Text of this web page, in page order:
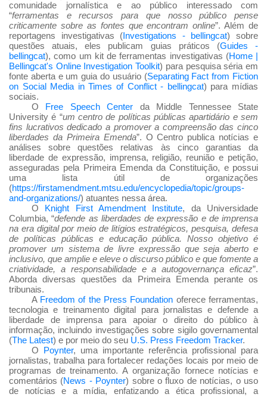
comunidade jornalística e ao público interessado com
“ferramentas e recursos para que nosso público pense
criticamente sobre as fontes que encontram online”. Além de
reportagens investigativas (Investigations - bellingcat) sobre
questões atuais, eles publicam guias práticos (Guides -
bellingcat), como um kit de ferramentas investigativas (Home |
Bellingcat's Online Investigation Toolkit) para pesquisa séria em
fonte aberta e um guia do usuário (Separating Fact from Fiction
on Social Media in Times of Conflict - bellingcat) para mídias
sociais.
O Free Speech Center da Middle Tennessee State
University é “um centro de políticas públicas apartidário e sem
fins lucrativos dedicado a promover a compreensão das cinco
liberdades da Primeira Emenda”. O Centro publica notícias e
análises sobre questões relativas às cinco garantias da
liberdade de expressão, imprensa, religião, reunião e petição,
asseguradas pela Primeira Emenda da Constituição, e possui
uma lista útil de organizações
(https://firstamendment.mtsu.edu/encyclopedia/topic/groups-
and-organizations/) atuantes nessa área.
O Knight First Amendment Institute, da Universidade
Columbia, “defende as liberdades de expressão e de imprensa
na era digital por meio de litígios estratégicos, pesquisa, defesa
de políticas públicas e educação pública.
Nosso objetivo é
promover um sistema de livre expressão que seja aberto e
inclusivo, que amplie e eleve o discurso público e que fomente a
criatividade, a responsabilidade e a autogovernança eficaz”.
Aborda diversas questões da Primeira Emenda perante os
tribunais.
A Freedom of the Press Foundation oferece ferramentas,
tecnologia e treinamento digital para jornalistas e defende a
liberdade de imprensa para apoiar o direito do público à
informação, incluindo investigações sobre sigilo governamental
(The Latest) e por meio do seu U.S. Press Freedom Tracker.
O Poynter, uma importante referência profissional para
jornalistas, trabalha para fortalecer redações locais por meio de
programas de treinamento. A organização fornece notícias e
comentários (News - Poynter) sobre o fluxo de notícias, o uso
de notícias e a mídia, enfatizando a ética profissional, a